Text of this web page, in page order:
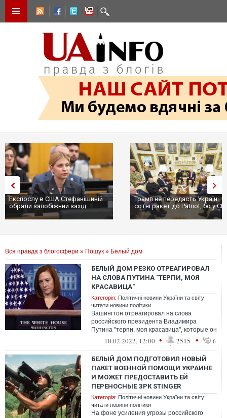
Експослу в США Стефанішиній
обрали запобіжний захід
Трамп не передасть Україні
сотні ракет до Patriot, бо у
...
Вся правда з блогосфери » Пошук » Белый дом
БЕЛЫЙ ДОМ РЕЗКО ОТРЕАГИРОВАЛ
НА СЛОВА ПУТИНА "ТЕРПИ, МОЯ
КРАСАВИЦА"
Категорія: Політичні новини України та світу:
читати новини політики
Вашингтон отреагировал на слова
российского президента Владимира
Путина "терпи, моя красавица", которые он
сказал 7 февраля в ответ на нежелание
10.02.2022, 12:00 • 2515 • 6
БЕЛЫЙ ДОМ ПОДГОТОВИЛ НОВЫЙ
ПАКЕТ ВОЕННОЙ ПОМОЩИ УКРАИНЕ
И МОЖЕТ ПРЕДОСТАВИТЬ ЕЙ
ПЕРЕНОСНЫЕ ЗРК STINGER
Категорія: Політичні новини України та світу:
читати новини політики
На фоне усиления угрозы российского